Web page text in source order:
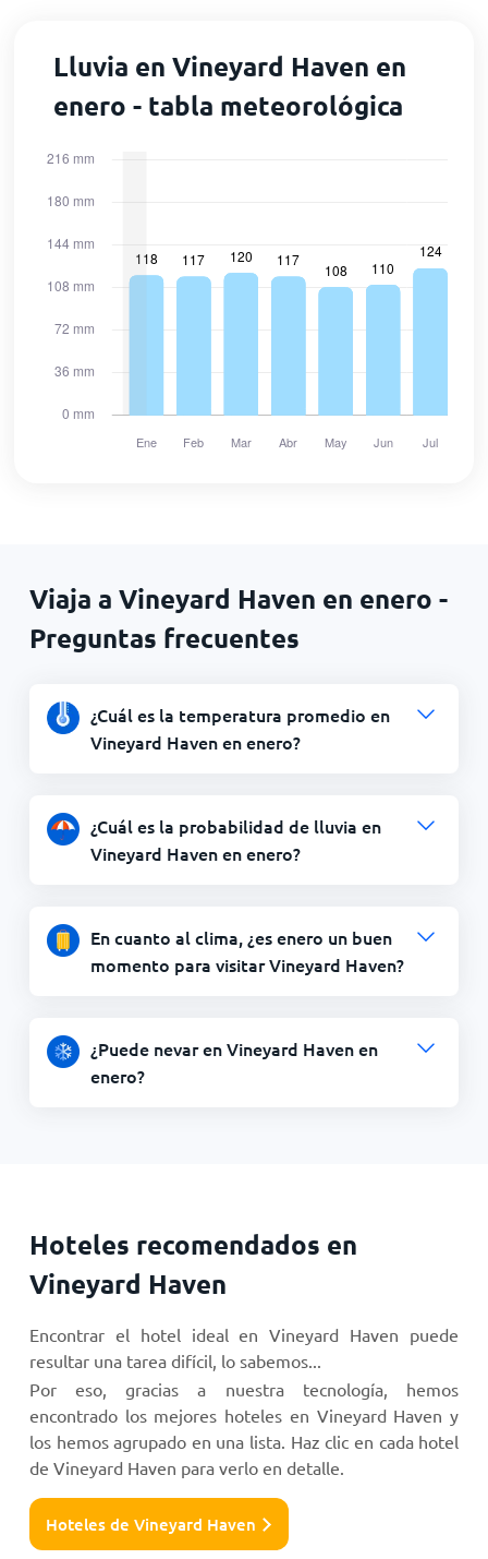
Lluvia en Vineyard Haven en
enero - tabla meteorológica
Viaja a Vineyard Haven en enero -
Preguntas frecuentes
¿Cuál es la temperatura promedio en
Vineyard Haven en enero?
¿Cuál es la probabilidad de lluvia en
Vineyard Haven en enero?
En cuanto al clima, ¿es enero un buen
momento para visitar Vineyard Haven?
¿Puede nevar en Vineyard Haven en
enero?
Hoteles recomendados en
Vineyard Haven
Encontrar el hotel ideal en Vineyard Haven puede
resultar una tarea difícil, lo sabemos...
Por eso, gracias a nuestra tecnología, hemos
encontrado los mejores hoteles en Vineyard Haven y
los hemos agrupado en una lista. Haz clic en cada hotel
de Vineyard Haven para verlo en detalle.
Hoteles de Vineyard Haven